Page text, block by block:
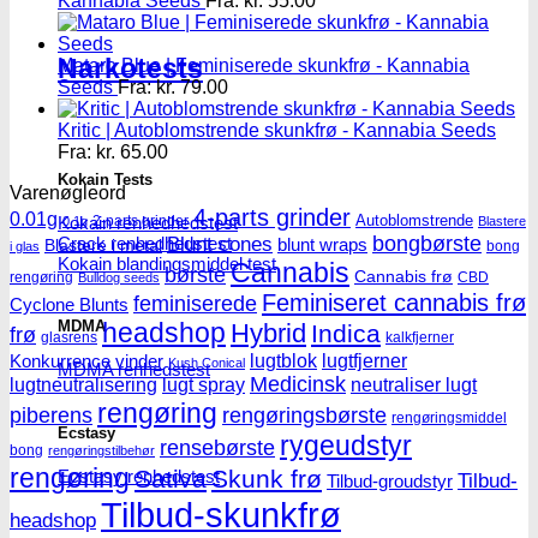
Narkotests
Kokain Tests
Kokain renhedhedstest
Crack renhedhedstest
Kokain blandingsmiddel test
MDMA
MDMA renhedstest
Ecstasy
Ecstasy renhedstest
Mataro Blue | Feminiserede skunkfrø - Kannabia
Seeds Fra:kr.79.00
Kritic | Autoblomstrende skunkfrø - Kannabia Seeds
Fra: kr. 65.00
Varenøgleord
0.01g 0.1g 2-parts grinder 4-parts grinder Autoblomstrende Blastere
i glas Blastere i metal Blunt cones blunt wraps bongbørste bong
rengøring Bulldog seeds børste Cannabis Cannabis frø CBD
Cyclone Blunts feminiserede Feminiseret cannabis frø
frø glasrens headshop Hybrid Indica kalkfjerner
Konkurrence vinder Kush Conical lugtblok lugtfjerner
lugtneutralisering lugt spray Medicinsk neutraliser lugt
piberens rengøring rengøringsbørste rengøringsmiddel
bong rengøringstilbehør rensebørste rygeudstyr
rengøringSativaSkunk frø Tilbud-groudstyr Tilbud-
headshop Tilbud-skunkfrø